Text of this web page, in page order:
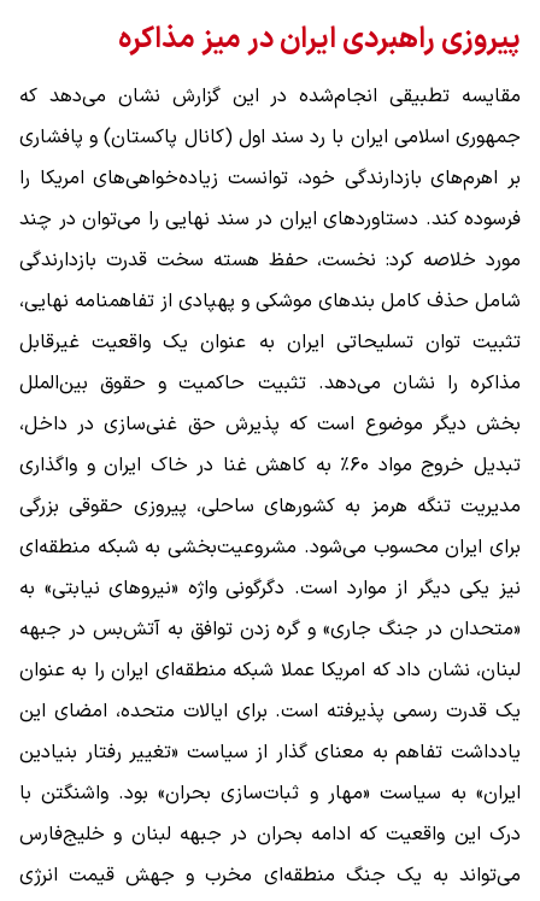
پیروزی راهبردی ایران در میز مذاکره
مقایسه تطبیقی انجام‌شده در این گزارش نشان می‌دهد که
جمهوری اسلامی ایران با رد سند اول (کانال پاکستان) و پافشاری
بر اهرم‌های بازدارندگی خود، توانست زیاده‌خواهی‌های امریکا را
فرسوده کند. دستاوردهای ایران در سند نهایی را می‌توان در چند
مورد خلاصه کرد: نخست، حفظ هسته سخت قدرت بازدارندگی
شامل حذف کامل بندهای موشکی و پهپادی از تفاهمنامه نهایی،
تثبیت توان تسلیحاتی ایران به عنوان یک واقعیت غیرقابل‌
مذاکره را نشان می‌دهد. تثبیت حاکمیت و حقوق بین‌الملل
بخش دیگر موضوع است که پذیرش حق غنی‌سازی در داخل،
تبدیل خروج مواد ۶۰٪ به کاهش غنا در خاک ایران و واگذاری
مدیریت تنگه هرمز به کشورهای ساحلی، پیروزی حقوقی بزرگی
برای ایران محسوب می‌شود. مشروعیت‌بخشی به شبکه منطقه‌ای
نیز یکی دیگر از موارد است. دگرگونی واژه «نیروهای نیابتی» به
«متحدان در جنگ جاری» و گره زدن توافق به آتش‌بس در جبهه
لبنان، نشان داد که امریکا عملا شبکه منطقه‌ای ایران را به عنوان
یک قدرت رسمی پذیرفته است. برای ایالات متحده، امضای این
یادداشت تفاهم به معنای گذار از سیاست «تغییر رفتار بنیادین
ایران» به سیاست «مهار و ثبات‌سازی بحران» بود. واشنگتن با
درک این واقعیت که ادامه بحران در جبهه لبنان و خلیج‌فارس
می‌تواند به یک جنگ منطقه‌ای مخرب و جهش قیمت انرژی